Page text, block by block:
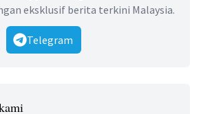
eksklusif berita terkini Malaysia.
Telegram